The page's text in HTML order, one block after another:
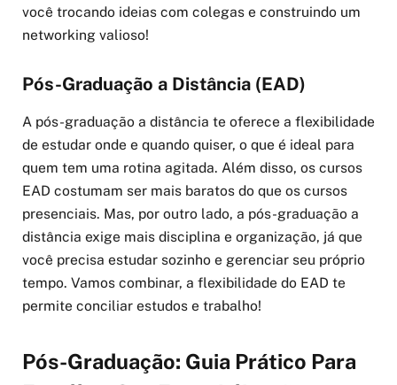
você trocando ideias com colegas e construindo um
networking valioso!
Pós-Graduação a Distância (EAD)
A pós-graduação a distância te oferece a flexibilidade
de estudar onde e quando quiser, o que é ideal para
quem tem uma rotina agitada. Além disso, os cursos
EAD costumam ser mais baratos do que os cursos
presenciais. Mas, por outro lado, a pós-graduação a
distância exige mais disciplina e organização, já que
você precisa estudar sozinho e gerenciar seu próprio
tempo. Vamos combinar, a flexibilidade do EAD te
permite conciliar estudos e trabalho!
Pós-Graduação: Guia Prático Para